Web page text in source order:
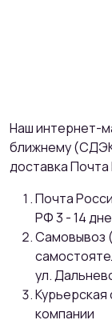
Наш интернет-
ближнему
доставка
Почта
РФ 3 - 14
Самовывоз
ул.
компании